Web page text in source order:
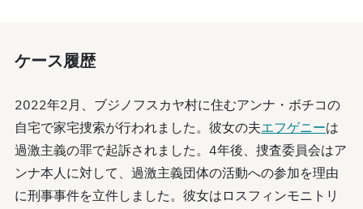
ケース履歴
2022年2月、ブジノフスカヤ村に住むアンナ・ボチコの
自宅で家宅捜索が行われました。彼女の夫エフゲニーは
過激主義の罪で起訴されました。4年後、捜査委員会はア
ンナ本人に対して、過激主義団体の活動への参加を理由
に刑事事件を立件しました。彼女はロスフィンモニトリ